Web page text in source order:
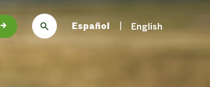
→ Español English